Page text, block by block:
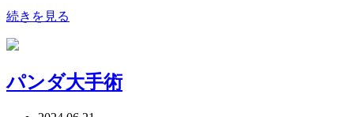
続きを見る
パンダ大手術